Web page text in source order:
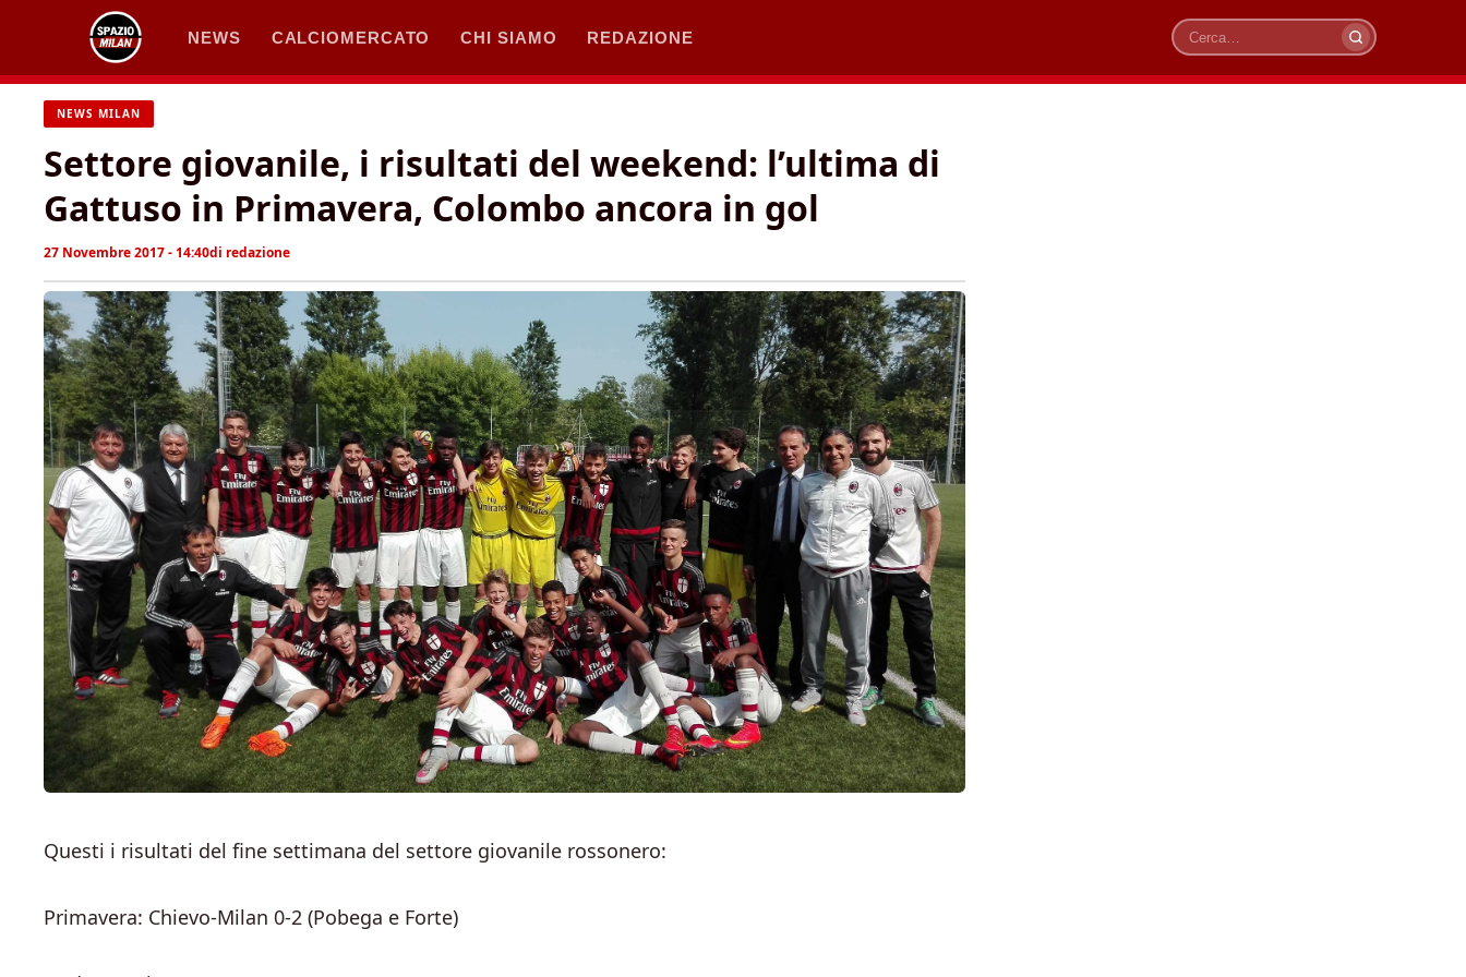
contenuto
NEWS CALCIOMERCATO CHI SIAMO REDAZIONE
Cerca
NEWS MILAN
Settore giovanile, i risultati del weekend: l’ultima di
Gattuso in Primavera, Colombo ancora in gol
27 Novembre 2017 - 14:40di redazione
Questi i risultati del fine settimana del settore giovanile rossonero:
Primavera: Chievo-Milan 0-2 (Pobega e Forte)